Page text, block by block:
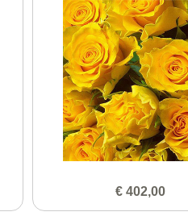
€ 402,00